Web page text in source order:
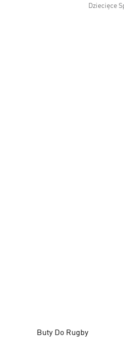
Dziecięce
Buty Do Rugby